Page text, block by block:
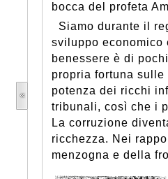
bocca del profeta
Siamo durante il
sviluppo economico
benessere è di
propria fortuna
potenza dei ricchi
tribunali, così che i
La corruzione
ricchezza. Nei
menzogna e della